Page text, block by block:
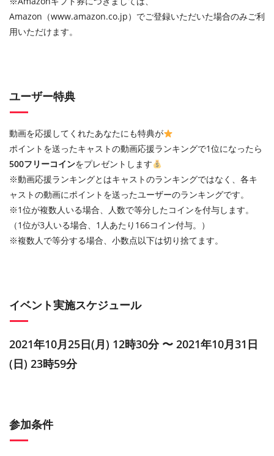
Amazon（www.amazon.co.jp）でご登録いただいた場合のみご利
用いただけます。
ユーザー特典
動画を応援してくれたあなたにも特典が
ポイントを送ったキャストの動画応援ランキングで1位になったら
500フリーコインをプレゼントします
※動画応援ランキングとはキャストのランキングではなく、各キ
ャストの動画にポイントを送ったユーザーのランキングです。
※1位が複数人いる場合、人数で等分したコインを付与します。
（1位が3人いる場合、1人あたり166コイン付与。）
※複数人で等分する場合、小数点以下は切り捨てます。
イベント実施スケジュール
2021年10月25日(月) 12時30分 〜 2021年10月31日
(日) 23時59分
参加条件